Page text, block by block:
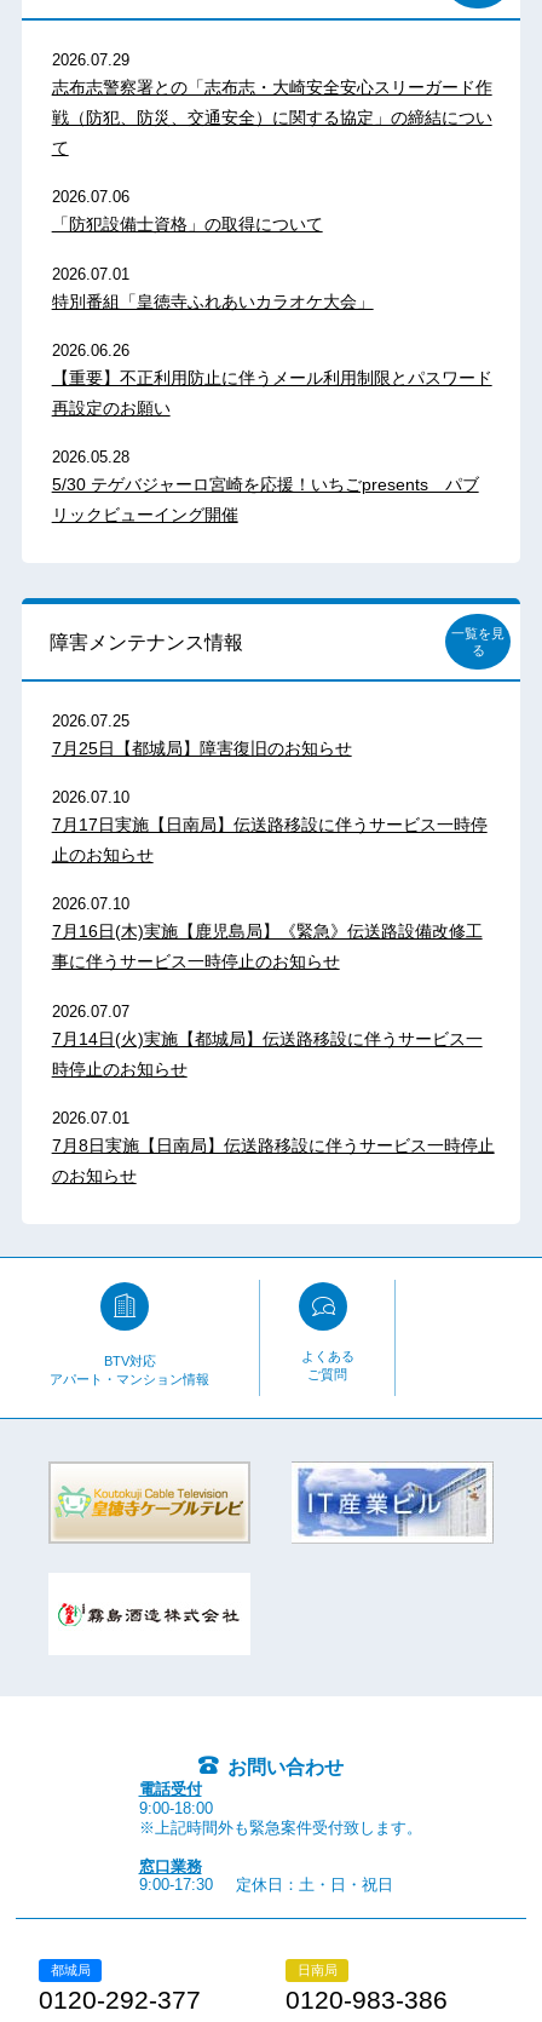
2026.07.29
志布志警察署との「志布志・大崎安全安心スリーガード作
戦（防犯、防災、交通安全）に関する協定」の締結につい
て
2026.07.06
「防犯設備士資格」の取得について
2026.07.01
特別番組「皇徳寺ふれあいカラオケ大会」
2026.06.26
【重要】不正利用防止に伴うメール利用制限とパスワード
再設定のお願い
2026.05.28
5/30 テゲバジャーロ宮崎を応援！いちごpresents パブ
リックビューイング開催
障害メンテナンス情報
一覧を見
る
2026.07.25
7月25日【都城局】障害復旧のお知らせ
2026.07.10
7月17日実施【日南局】伝送路移設に伴うサービス一時停
止のお知らせ
2026.07.10
7月16日(木)実施【鹿児島局】《緊急》伝送路設備改修工
事に伴うサービス一時停止のお知らせ
2026.07.07
7月14日(火)実施【都城局】伝送路移設に伴うサービス一
時停止のお知らせ
2026.07.01
7月8日実施【日南局】伝送路移設に伴うサービス一時停止
のお知らせ
BTV対応
アパート・マンション情報
よくある
ご質問
お問い合わせ
電話受付
9:00-18:00
※上記時間外も緊急案件受付致します。
窓口業務
9:00-17:30
定休日：土・日・祝日
都城局
0120-292-377
日南局
0120-983-386